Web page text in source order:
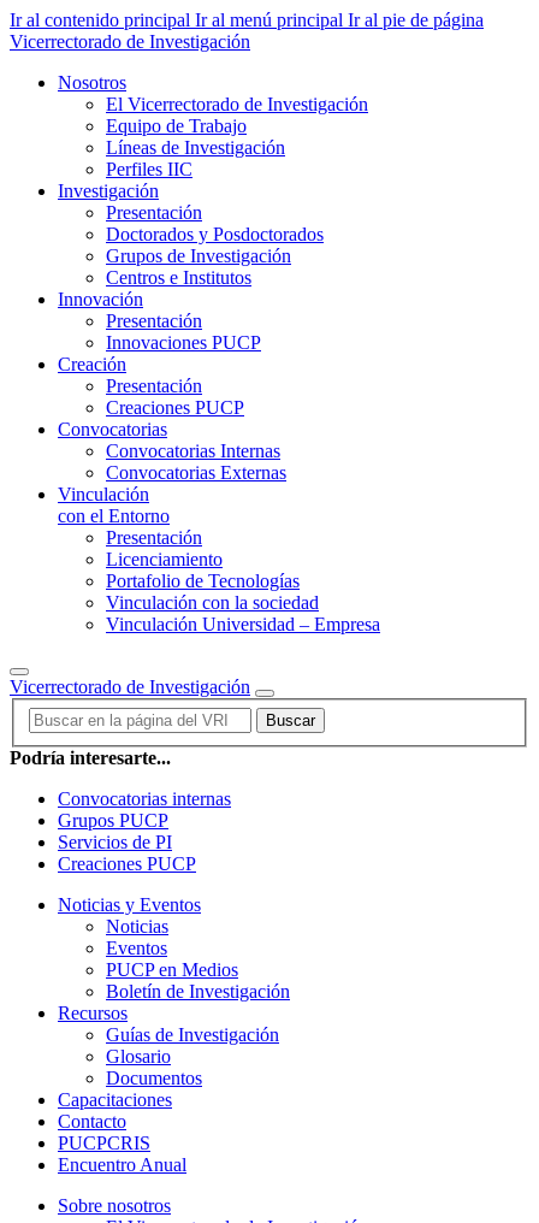
Ir al contenido principal Ir al menú principal Ir al pie de página
Vicerrectorado de Investigación
Nosotros
El Vicerrectorado de Investigación
Equipo de Trabajo
Líneas de Investigación
Perfiles IIC
Investigación
Presentación
Doctorados y Posdoctorados
Grupos de Investigación
Centros e Institutos
Innovación
Presentación
Innovaciones PUCP
Creación
Presentación
Creaciones PUCP
Convocatorias
Convocatorias Internas
Convocatorias Externas
Vinculación
con el Entorno
Presentación
Licenciamiento
Portafolio de Tecnologías
Vinculación con la sociedad
Vinculación Universidad – Empresa
Vicerrectorado de Investigación
Buscar
Podría interesarte...
Convocatorias internas
Grupos PUCP
Servicios de PI
Creaciones PUCP
Noticias y Eventos
Noticias
Eventos
PUCP en Medios
Boletín de Investigación
Recursos
Guías de Investigación
Glosario
Documentos
Capacitaciones
Contacto
PUCPCRIS
Encuentro Anual
Sobre nosotros